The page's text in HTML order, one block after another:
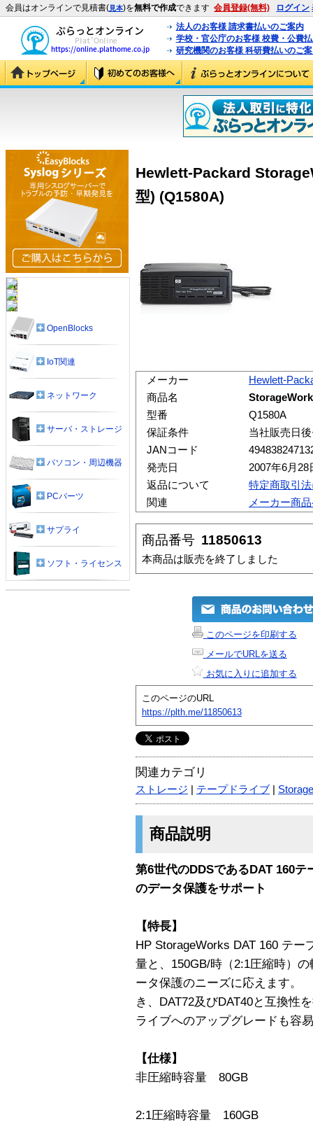
会員はオンラインで見積書(見本)を無料で作成できます 会員登録(無料) ログイン
法人のお客様 請求書払いのご案内
学校・官公庁のお客様 校費・公費
研究機関のお客様 科研費払いのご
Hewlett-Packard
型) (Q1580A)
メーカー
Hewlett-
商品名
型番
Q1580A
保証条件
当社販売日
JANコード
発売日
2007年6月28
返品について
特定商取引
関連
メーカー商
商品番号 11850613
本商品は販売を終了しました
このページを印刷する
メールでURLを送る
お気に入りに追加する
このページのURL
https://plth.me/11850613
関連カテゴリ
ストレージ テープドライブ
商品説明
第6世代のDDSであるDAT 160
のデータ保護をサポート
【特長】
HP StorageWorks DAT 160 テー
量と、150GB/時（2:1圧縮時）
ータ保護のニーズに応えます。
き、DAT72及びDAT40と互換性
ライブへのアップグレードも容
【仕様】
非圧縮時容量 80GB
2:1圧縮時容量 160GB
OpenBlocks
IoT関連
ネットワーク
サーバ・ストレージ
パソコン・周辺機器
PCパーツ
サプライ
ソフト・ライセンス